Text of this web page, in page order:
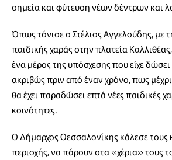
σημεία και φύτευση νέων δέντρων και
Όπως τόνισε ο Στέλιος Αγγελούδης, με
παιδικής χαράς στην πλατεία
ένα μέρος της υπόσχεσης που είχε δώσει
ακριβώς πριν από έναν χρόνο, πως
θα έχει παραδώσει επτά νέες παιδικές
κοινότητες.
Ο Δήμαρχος Θεσσαλονίκης κάλεσε τους
περιοχής, να πάρουν στα «χέρια» τους